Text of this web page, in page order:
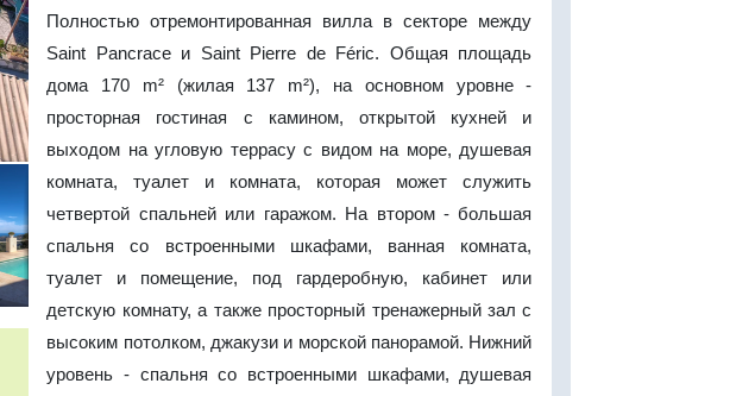
Полностью отремонтированная вилла в секторе между
Saint Pancrace и Saint Pierre de Féric. Общая площадь
дома 170 m² (жилая 137 m²), на основном уровне -
просторная гостиная с камином, открытой кухней и
выходом на угловую террасу с видом на море, душевая
комната, туалет и комната, которая может служить
четвертой спальней или гаражом. На втором - большая
спальня со встроенными шкафами, ванная комната,
туалет и помещение, под гардеробную, кабинет или
детскую комнату, а также просторный тренажерный зал с
высоким потолком, джакузи и морской панорамой. Нижний
уровень - спальня со встроенными шкафами, душевая